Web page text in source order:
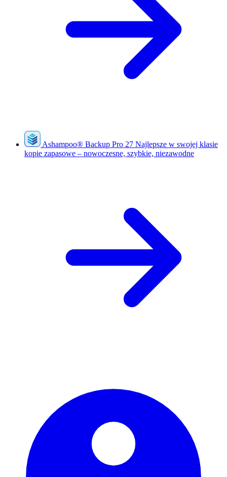
Ashampoo® Backup Pro 27 Najlepsze w swojej klasie
kopie zapasowe – nowoczesne, szybkie, niezawodne